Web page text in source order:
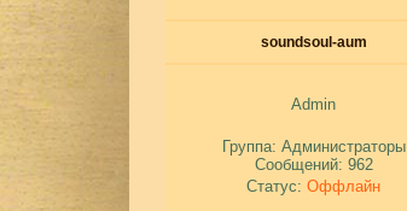
soundsoul-aum
Admin
Группа: Администраторы
Сообщений: 962
Статус: Оффлайн